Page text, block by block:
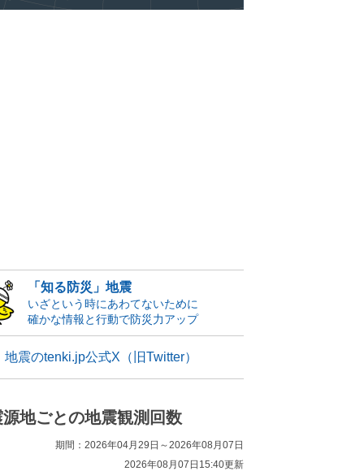
「知る防災」地震
いざという時にあわてないために
確かな情報と行動で防災力アップ
地震のtenki.jp公式X（旧Twitter）
源地ごとの地震観測回数
期間：2026年04月29日～2026年08月07日
2026年08月07日15:40更新